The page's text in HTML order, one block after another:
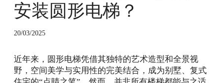
形
电
梯
安装圆形电梯？
20/03/2025
近年来，圆形电梯凭借其独特的艺术造型和全景视
野，空间美学与实用性的完美结合，成为别墅、复式